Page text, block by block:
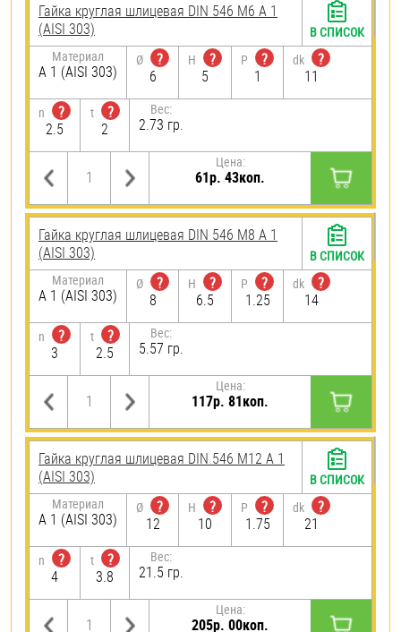
Гайка круглая шлицевая DIN 546 М6 А 1
(AISI 303)
Материал
А 1 (AISI 303)
Ø
?
6
H
?
5
P
?
1
dk
?
11
n
?
2.5
t
?
2
Вес:
2.73 гр.
Цена:
61р. 43коп.
В СПИСОК
Гайка круглая шлицевая DIN 546 М8 А 1
(AISI 303)
Материал
А 1 (AISI 303)
Ø
?
8
H
?
6.5
P
?
1.25
dk
?
14
n
?
3
t
?
2.5
Вес:
5.57 гр.
Цена:
117р. 81коп.
В СПИСОК
Гайка круглая шлицевая DIN 546 М12 А 1
(AISI 303)
Материал
А 1 (AISI 303)
Ø
?
12
H
?
10
P
?
1.75
dk
?
21
n
?
4
t
?
3.8
Вес:
21.5 гр.
Цена:
205р. 00коп.
В СПИСОК